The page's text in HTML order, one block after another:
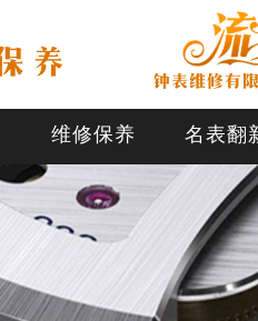
维修保养 名表翻